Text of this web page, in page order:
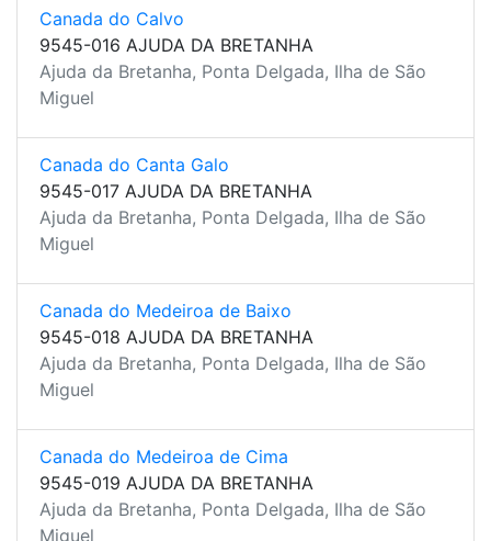
Canada do Calvo
9545-016 AJUDA DA BRETANHA
Ajuda da Bretanha, Ponta Delgada, Ilha de São
Miguel
Canada do Canta Galo
9545-017 AJUDA DA BRETANHA
Ajuda da Bretanha, Ponta Delgada, Ilha de São
Miguel
Canada do Medeiroa de Baixo
9545-018 AJUDA DA BRETANHA
Ajuda da Bretanha, Ponta Delgada, Ilha de São
Miguel
Canada do Medeiroa de Cima
9545-019 AJUDA DA BRETANHA
Ajuda da Bretanha, Ponta Delgada, Ilha de São
Miguel